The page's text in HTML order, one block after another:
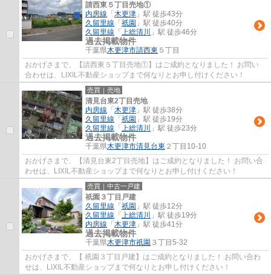
請西東５丁目売地①
内房線 「 木更津 」駅 徒歩43分
久留里線 「 祇園 」駅 徒歩40分
久留里線 「 上総清川 」駅 徒歩46分
過去掲載物件
千葉県木更津市請西東 ５丁目
おかげさまで、【請西東５丁目売地①】はご成約となりました！ お問い
合わせは、LIXIL不動産ショップまで何なりとお申し付けください！
売買｜売地
清見台東2丁目売地
内房線 「 木更津 」駅 徒歩38分
久留里線 「 祇園 」駅 徒歩19分
久留里線 「 上総清川 」駅 徒歩23分
過去掲載物件
千葉県木更津市清見台東 ２丁目10-10
おかげさまで、【清見台東2丁目売地】はご成約となりました！ お問い合
わせは、LIXIL不動産ショップまで何なりとお申し付けください！
売買｜中古一戸建
祇園３丁目戸建
久留里線 「 祇園 」駅 徒歩12分
久留里線 「 上総清川
」駅 徒歩19分
内房線 「 木更津 」駅 徒歩41分
過去掲載物件
千葉県木更津市祇園 ３丁目5-32
おかげさまで、【 祇園３丁目戸建】はご成約となりました！ お問い合わ
せは、LIXIL不動産ショップまで何なりとお申し付けください！